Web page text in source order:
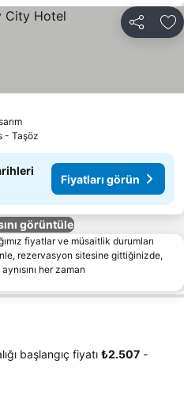
Paylaş
- Taşöz
Fiyatları görün
görüntüle
fiyatlar ve müsaitlik durumları
rezervasyon sitesine gittiğinizde,
her zaman
başlangıç fiyatı ‎₺2.507 -